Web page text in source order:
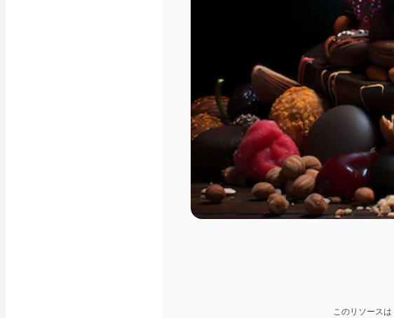
このリソースは